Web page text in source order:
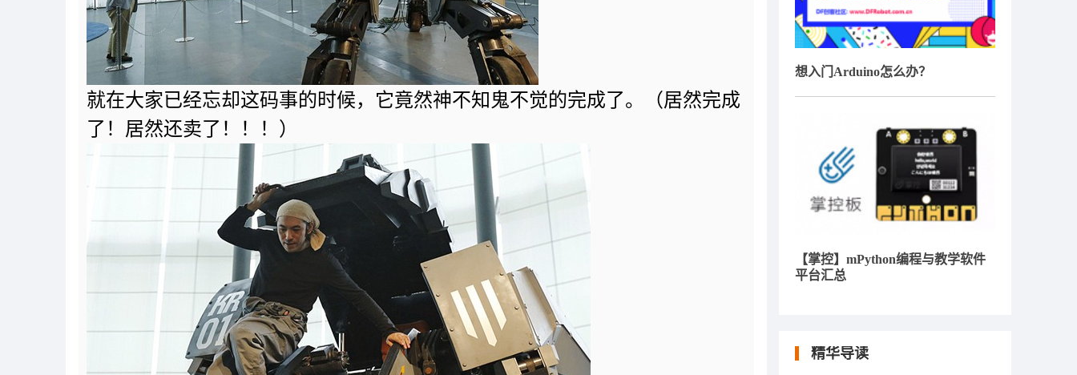
就在大家已经忘却这码事的时候，它竟然神不知鬼不觉的完成了。（居然完成
了！居然还卖了！！！）
想入门Arduino怎么办？
【掌控】mPython编程与教学软件
平台汇总
精华导读